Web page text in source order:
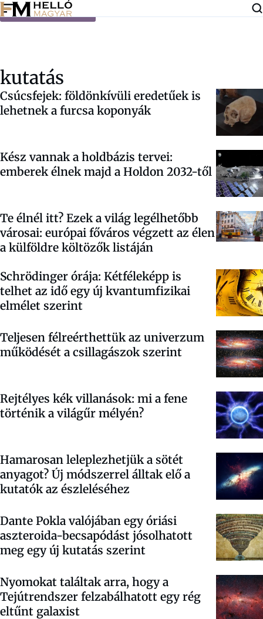
Ugrás a tartalomra
kutatás
Csúcsfejek: földönkívüli eredetűek is
lehetnek a furcsa koponyák
Kész vannak a holdbázis tervei:
emberek élnek majd a Holdon 2032-től
Te élnél itt? Ezek a világ legélhetőbb
városai: európai főváros végzett az élen
a külföldre költözők listáján
Schrödinger órája: Kétféleképp is
telhet az idő egy új kvantumfizikai
elmélet szerint
Teljesen félreérthettük az univerzum
működését a csillagászok szerint
Rejtélyes kék villanások: mi a fene
történik a világűr mélyén?
Hamarosan leleplezhetjük a sötét
anyagot? Új módszerrel álltak elő a
kutatók az észleléséhez
Dante Pokla valójában egy óriási
aszteroida-becsapódást jósolhatott
meg egy új kutatás szerint
Nyomokat találtak arra, hogy a
Tejútrendszer felzabálhatott egy rég
eltűnt galaxist